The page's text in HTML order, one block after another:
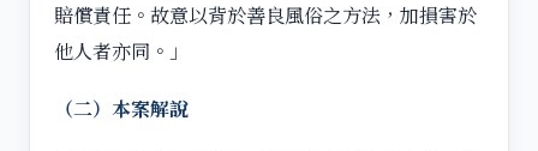
賠償責任。故意以背於善良風俗之方法，加損害於
他人者亦同。」
（二）本案解說